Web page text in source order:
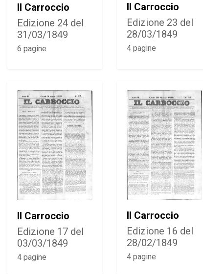
Il Carroccio
Edizione 24 del
31/03/1849
6 pagine
Il Carroccio
Edizione 23 del
28/03/1849
4 pagine
Il Carroccio
Edizione 17 del
03/03/1849
4 pagine
Il Carroccio
Edizione 16 del
28/02/1849
4 pagine